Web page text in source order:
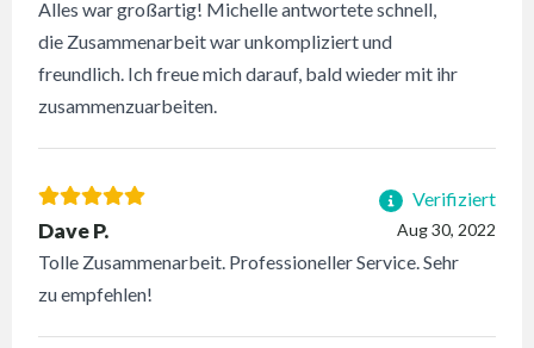
Alles war großartig! Michelle antwortete schnell,
die Zusammenarbeit war unkompliziert und
freundlich. Ich freue mich darauf, bald wieder mit ihr
zusammenzuarbeiten.
Verifiziert
Aug 30, 2022
Dave P.
Tolle Zusammenarbeit. Professioneller Service. Sehr
zu empfehlen!